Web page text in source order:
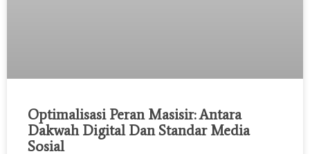
Optimalisasi Peran Masisir: Antara
Dakwah Digital Dan Standar Media
Sosial